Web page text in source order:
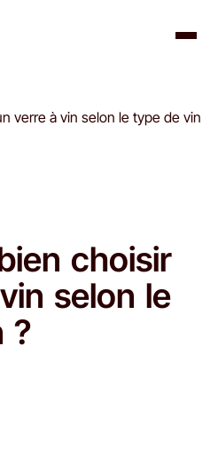
verre à vin selon le type de vin
choisir
selon le
?